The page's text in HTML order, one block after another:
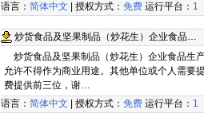
语言： 简体中文 | 授权方式： 免费 运行平台： 1
炒货食品及坚果制品（炒花生）企业食品…
炒货食品及坚果制品（炒花生）企业食品生
允许不得作为商业用途。其他单位或个人需要
费提供前三位，谢…
语言： 简体中文 | 授权方式： 免费 运行平台： 1